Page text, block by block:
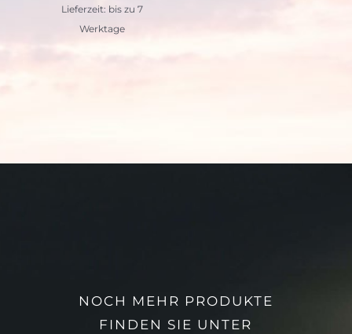
Lieferzeit: bis zu 7
Werktage
NOCH MEHR PRODUKTE
FINDEN SIE UNTER